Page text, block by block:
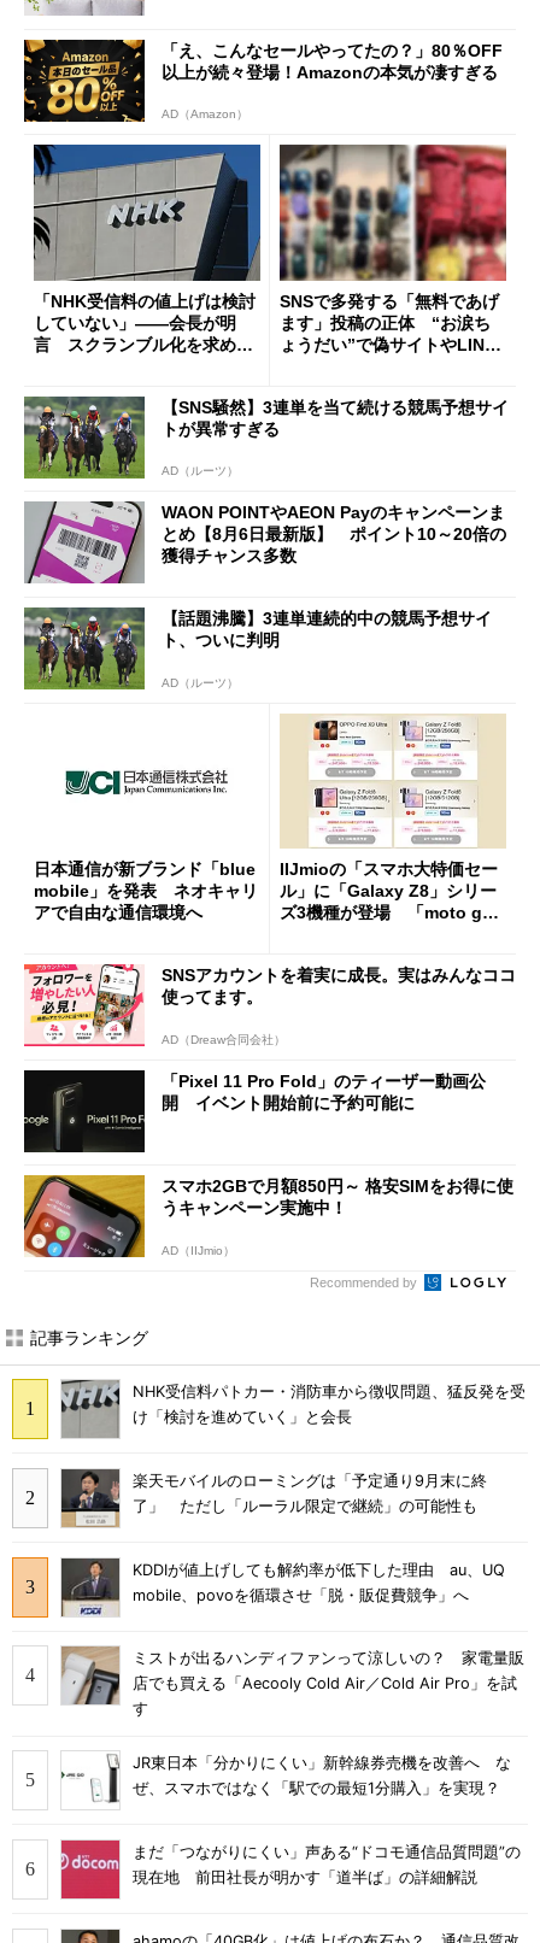
「え、こんなセールやってたの？」80％OFF
以上が続々登場！Amazonの本気が凄すぎる
AD（Amazon）
「NHK受信料の値上げは検討
していない」――会長が明
言 スクランブル化を求める
SNSで多発する「無料であげ
ます」投稿の正体 “お涙ち
ょうだい”で偽サイトやLINE
【SNS騒然】3連単を当て続ける競馬予想サイ
トが異常すぎる
AD（ルーツ）
WAON POINTやAEON Payのキャンペーンま
とめ【8月6日最新版】 ポイント10～20倍の
獲得チャンス多数
【話題沸騰】3連単連続的中の競馬予想サイ
ト、ついに判明
AD（ルーツ）
日本通信が新ブランド「blue
mobile」を発表 ネオキャリ
アで自由な通信環境へ
IIJmioの「スマホ大特価セー
ル」に「Galaxy Z8」シリー
ズ3機種が登場 「moto g37
SNSアカウントを着実に成長。実はみんなココ
使ってます。
AD（Dreaw合同会社）
「Pixel 11 Pro Fold」のティーザー動画公
開 イベント開始前に予約可能に
スマホ2GBで月額850円～ 格安SIMをお得に使
うキャンペーン実施中！
AD（IIJmio）
Recommended by
記事ランキング
NHK受信料パトカー・消防車から徴収問題、猛反発を受
け「検討を進めていく」と会長
楽天モバイルのローミングは「予定通り9月末に終
了」 ただし「ルーラル限定で継続」の可能性も
KDDIが値上げしても解約率が低下した理由 au、UQ
mobile、povoを循環させ「脱・販促費競争」へ
ミストが出るハンディファンって涼しいの？ 家電量販
店でも買える「Aecooly Cold Air／Cold Air Pro」を試
す
JR東日本「分かりにくい」新幹線券売機を改善へ な
ぜ、スマホではなく「駅での最短1分購入」を実現？
まだ「つながりにくい」声ある“ドコモ通信品質問題”の
現在地 前田社長が明かす「道半ば」の詳細解説